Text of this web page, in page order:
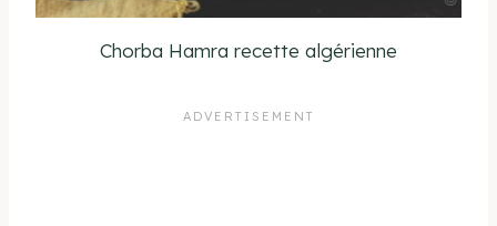
Chorba Hamra recette algérienne